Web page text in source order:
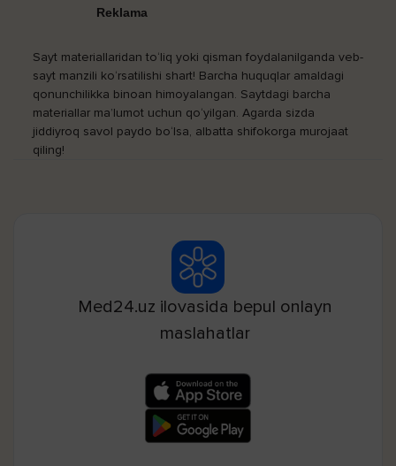
Reklama
Sayt materiallaridan to‘liq yoki qisman foydalanilganda veb-
sayt manzili ko‘rsatilishi shart! Barcha huquqlar amaldagi
qonunchilikka binoan himoyalangan. Saytdagi barcha
materiallar ma’lumot uchun qo‘yilgan. Agarda sizda
jiddiyroq savol paydo bo‘lsa, albatta shifokorga murojaat
qiling!
Med24.uz ilovasida bepul onlayn
maslahatlar